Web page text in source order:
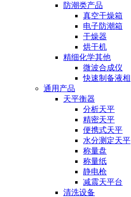
防潮类产品
真空干燥箱
电子防潮箱
干燥器
烘干机
精细化学其他
微波合成仪
快速制备液相
通用产品
天平衡器
分析天平
精密天平
便携式天平
水分测定天平
称量盘
称量纸
静电枪
减震天平台
清洗设备